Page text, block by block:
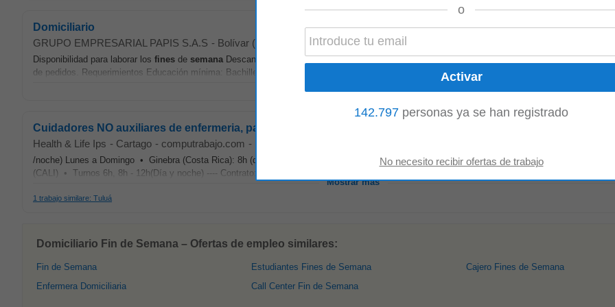
Domiciliario
GRUPO EMPRESARIAL PAPIS S.A.S - Bolívar (VAL) computrabajo.com Hace 2 semanas
Disponibilidad para laborar los fines de semana Descanso de lunes a viernes Nota aclaratoria: no se requiere moto, la empresa asigna la moto
de pedidos. Requerimientos Educación mínima: Bachillerato / Educación Media 1 año de experiencia Edad...
Cuidadores NO auxiliares de enfermeria, para atención domiciliaria de pacientes en casa
Health & Life Ips - Cartago - computrabajo.com -
/noche) Lunes a Domingo • Ginebra (Costa Rica): 8h (dia) Lunes a Sábado • Turnera: 8h y 12h (dia) Para cubrir descansos en
(CALI) • Turnos 6h, 8h - 12h(Día y noche) ---- Contrato: Prestación de servicios (renovable cada 4 meses...
Mostrar más
1 trabajo similare: Tuluá
Domiciliario Fin de Semana – Ofertas de empleo similares:
Fin de Semana
Enfermera Domiciliaria
Estudiantes Fines de Semana
Call Center Fin de Semana
Cajero Fines de Semana
o
142.797 personas ya se han registrado